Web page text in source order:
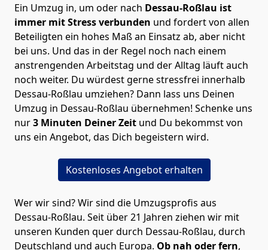
Ein Umzug in, um oder nach Dessau-Roßlau ist
immer mit Stress verbunden und fordert von allen
Beteiligten ein hohes Maß an Einsatz ab, aber nicht
bei uns. Und das in der Regel noch nach einem
anstrengenden Arbeitstag und der Alltag läuft auch
noch weiter. Du würdest gerne stressfrei innerhalb
Dessau-Roßlau umziehen? Dann lass uns Deinen
Umzug in Dessau-Roßlau übernehmen! Schenke uns
nur3 Minuten Deiner Zeit und Du bekommst von
uns ein Angebot, das Dich begeistern wird.
Kostenloses Angebot erhalten
Wer wir sind? Wir sind die Umzugsprofis aus
Dessau-Roßlau. Seit über 21 Jahren ziehen wir mit
unseren Kunden quer durch Dessau-Roßlau, durch
Deutschland und auch Europa. Ob nah oder fern,